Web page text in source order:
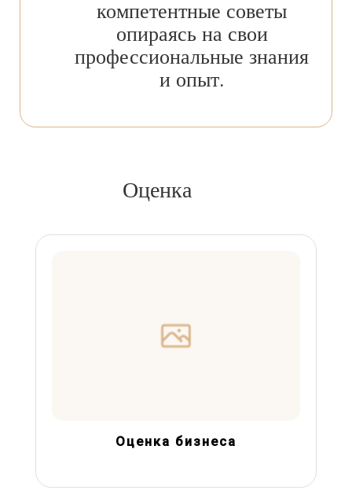
компетентные советы
опираясь на свои
профессиональные знания
и опыт.
Оценка
Оценка бизнеса